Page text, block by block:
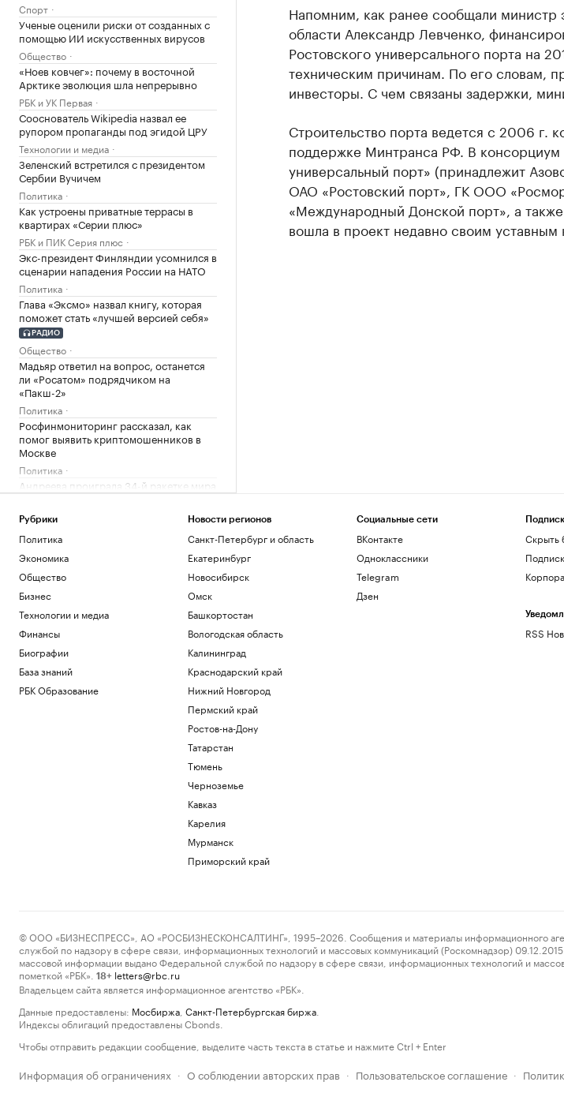
Спорт
Ученые оценили риски от созданных с
помощью ИИ искусственных вирусов
Общество
«Ноев ковчег»: почему в восточной
Арктике эволюция шла непрерывно
РБК и УК Первая
Сооснователь Wikipedia назвал ее
рупором пропаганды под эгидой ЦРУ
Технологии и медиа
Зеленский встретился с президентом
Сербии Вучичем
Политика
Как устроены приватные террасы в
квартирах «Серии плюс»
РБК и ПИК Серия плюс
Экс-президент Финляндии усомнился в
сценарии нападения России на НАТО
Политика
Глава «Эксмо» назвал книгу, которая
поможет стать «лучшей версией себя»
РАДИО
Общество
Мадьяр ответил на вопрос, останется
ли «Росатом» подрядчиком на
«Пакш-2»
Политика
Росфинмониторинг рассказал, как
помог выявить криптомошенников в
Москве
Политика
Андреева проиграла 34-й ракетке мира
в третьем круге турнира в Торонто
Спорт
Африки
Политика
Минпромторг сообщил об изучении
властями идей по поддержке селлеров
WB
Бизнес
Напомним, как ранее сообщали министр
области Александр Левченко,
Ростовского универсального порта на
техническим причинам. По его словам,
инвесторы. С чем связаны задержки,
Строительство порта ведется с 2006 г.
поддержке Минтранса РФ. В
универсальный порт» (принадлежит
ОАО «Ростовский порт», ГК ООО
«Международный Донской порт», а
вошла в проект недавно своим уставным
Рубрики
Политика
Экономика
Общество
Бизнес
Технологии и медиа
Финансы
Биографии
База знаний
РБК Образование
Новости регионов
Санкт-Петербург и область
Екатеринбург
Новосибирск
Омск
Башкортостан
Вологодская область
Калининград
Краснодарский край
Нижний Новгород
Пермский край
Ростов-на-Дону
Татарстан
Тюмень
Черноземье
Кавказ
Карелия
Мурманск
Приморский край
Социальные сети
ВКонтакте
Одноклассники
Telegram
Дзен
Скрыть
RSS
© ООО «БИЗНЕСПРЕСС», АО «РОСБИЗНЕСКОНСАЛТИНГ», 1995–2026. Сообщения и материалы информационного
службой по надзору в сфере связи, информационных технологий и массовых коммуникаций (Роскомнадзор)
массовой информации выдано Федеральной службой по надзору в сфере связи, информационных технологий и
пометкой «РБК».
18+ letters@rbc.ru
Владельцем сайта является информационное агентство «РБК».
Данные предоставлены: Мосбиржа Санкт-Петербургская биржа
Индексы облигаций предоставлены Cbonds.
Чтобы отправить редакции сообщение, выделите часть текста в статье и нажмите Ctrl + Enter
Информация об ограничениях · О соблюдении авторских прав · Пользовательское соглашение ·